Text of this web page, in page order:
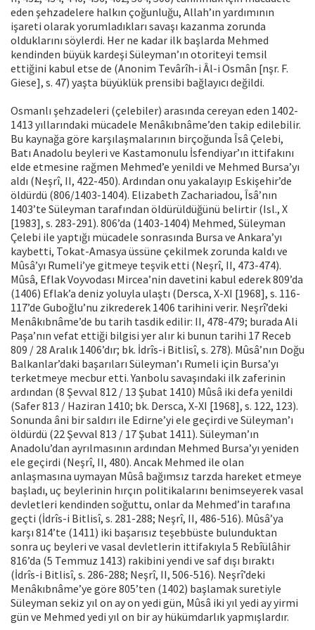
eden şehzadelere halkın çoğunluğu, Allah’ın yardımının
işareti olarak yorumladıkları savaşı kazanma zorunda
olduklarını söylerdi. Her ne kadar ilk başlarda Mehmed
kendinden büyük kardeşi Süleyman’ın otoriteyi temsil
ettiğini kabul etse de (Anonim Tevârîh-i Âl-i Osmân [nşr. F.
Giese], s. 47) yaşta büyüklük prensibi bağlayıcı değildi.
Osmanlı şehzadeleri (çelebiler) arasında cereyan eden 1402-
1413 yıllarındaki mücadele Menâkıbnâme’den takip edilebilir.
Bu kaynağa göre karşılaşmalarının birçoğunda Îsâ Çelebi,
Batı Anadolu beyleri ve Kastamonulu İsfendiyar’ın ittifakını
elde etmesine rağmen Mehmed’e yenildi ve Mehmed Bursa’yı
aldı (Neşrî, II, 422-450). Ardından onu yakalayıp Eskişehir’de
öldürdü (806/1403-1404). Elizabeth Zachariadou, Îsâ’nın
1403’te Süleyman tarafından öldürüldüğünü belirtir (Isl., X
[1983], s. 283-291). 806’da (1403-1404) Mehmed, Süleyman
Çelebi ile yaptığı mücadele sonrasında Bursa ve Ankara’yı
kaybetti, Tokat-Amasya üssüne çekilmek zorunda kaldı ve
Mûsâ’yı Rumeli’ye gitmeye teşvik etti (Neşrî, II, 473-474).
Mûsâ, Eflak Voyvodası Mircea’nin davetini kabul ederek 809’da
(1406) Eflak’a deniz yoluyla ulaştı (Dersca, X-XI [1968], s. 116-
117’de Guboğlu’nu zikrederek 1406 tarihini verir. Neşrî’deki
Menâkıbnâme’de bu tarih tasdik edilir: II, 478-479; burada Ali
Paşa’nın vefat ettiği bilgisi yer alır ki bunun tarihi 17 Receb
809 / 28 Aralık 1406’dır; bk. İdrîs-i Bitlisî, s. 278). Mûsâ’nın Doğu
Balkanlar’daki başarıları Süleyman’ı Rumeli için Bursa’yı
terketmeye mecbur etti. Yanbolu savaşındaki ilk zaferinin
ardından (8 Şevval 812 / 13 Şubat 1410) Mûsâ iki defa yenildi
(Safer 813 / Haziran 1410; bk. Dersca, X-XI [1968], s. 122, 123).
Sonunda âni bir saldırı ile Edirne’yi ele geçirdi ve Süleyman’ı
öldürdü (22 Şevval 813 / 17 Şubat 1411). Süleyman’ın
Anadolu’dan ayrılmasının ardından Mehmed Bursa’yı yeniden
ele geçirdi (Neşrî, II, 480). Ancak Mehmed ile olan
anlaşmasına uymayan Mûsâ bağımsız tarzda hareket etmeye
başladı, uç beylerinin hırçın politikalarını benimseyerek vasal
devletleri kendinden soğuttu, onlar da Mehmed’in tarafına
geçti (İdrîs-i Bitlisî, s. 281-288; Neşrî, II, 486-516). Mûsâ’ya
karşı 814’te (1411) iki başarısız teşebbüste bulunduktan
sonra uç beyleri ve vasal devletlerin ittifakıyla 5 Rebîülâhir
816’da (5 Temmuz 1413) rakibini yendi ve saf dışı bıraktı
(İdrîs-i Bitlisî, s. 286-288; Neşrî, II, 506-516). Neşrî’deki
Menâkıbnâme’ye göre 805’ten (1402) başlamak suretiyle
Süleyman sekiz yıl on ay on yedi gün, Mûsâ iki yıl yedi ay yirmi
gün ve Mehmed yedi yıl on bir ay hükümdarlık yapmışlardır.